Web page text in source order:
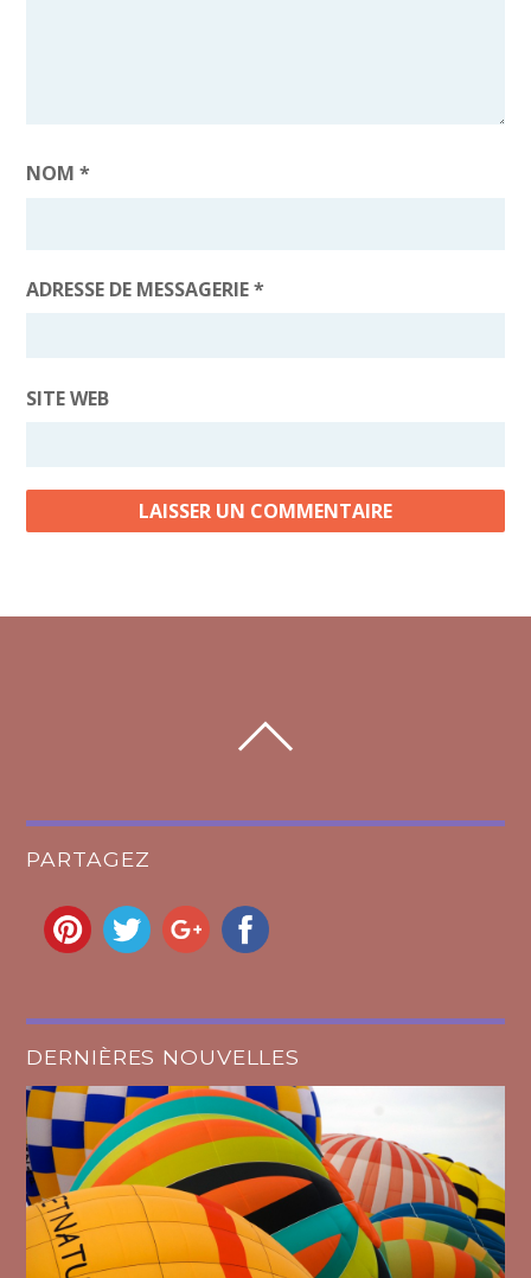
NOM*
ADRESSE DE MESSAGERIE*
SITE WEB
PARTAGEZ
DERNIÈRES NOUVELLES